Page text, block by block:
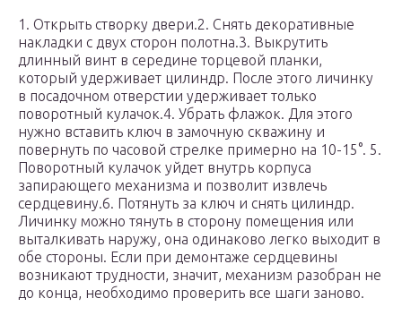
1. Открыть створку двери.2. Снять декоративные
накладки с двух сторон полотна.3. Выкрутить
длинный винт в середине торцевой планки,
который удерживает цилиндр. После этого личинку
в посадочном отверстии удерживает только
поворотный кулачок.4. Убрать флажок. Для этого
нужно вставить ключ в замочную скважину и
повернуть по часовой стрелке примерно на 10-15°. 5.
Поворотный кулачок уйдет внутрь корпуса
запирающего механизма и позволит извлечь
сердцевину.6. Потянуть за ключ и снять цилиндр.
Личинку можно тянуть в сторону помещения или
выталкивать наружу, она одинаково легко выходит в
обе стороны. Если при демонтаже сердцевины
возникают трудности, значит, механизм разобран не
до конца, необходимо проверить все шаги заново.